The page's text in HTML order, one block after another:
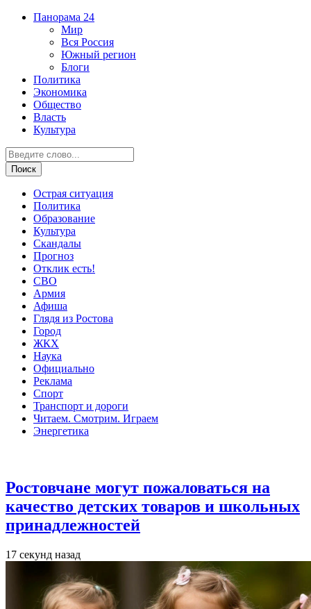
Панорама 24
Мир
Вся Россия
Южный регион
Блоги
Политика
Экономика
Общество
Власть
Культура
Острая ситуация
Политика
Образование
Культура
Скандалы
Прогноз
Отклик есть!
СВО
Армия
Афиша
Глядя из Ростова
Город
ЖКХ
Наука
Официально
Реклама
Спорт
Транспорт и дороги
Читаем. Смотрим. Играем
Энергетика
Ростовчане могут пожаловаться на
качество детских товаров и школьных
принадлежностей
17 секунд назад